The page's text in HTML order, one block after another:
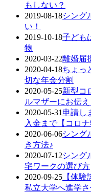
もしない？
2019-08-18シング
い！
2019-10-18子ども
物
2020-03-22離婚届
2020-04-18ちょっ
切な年金分割
2020-05-25新型コ
ルマザーにお伝
2020-05-31 申請し
入金まで【コロナ
2020-06-06シング
き方法♪
2020-07-12シング
宅ワークの選び方
2020-09-25 【体
私立大学へ進学